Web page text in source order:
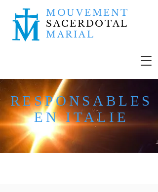
MOUVEMENT
SACERDOTAL
MARIAL
RESPONSABLES
EN ITALIE